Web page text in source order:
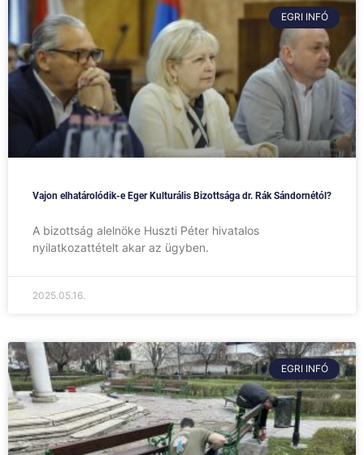
EGRI INFÓ
Vajon elhatárolódik-e Eger Kulturális Bizottsága dr. Rák Sándornétól?
A bizottság alelnöke Huszti Péter hivatalos
nyilatkozattételt akar az ügyben.
2025.05.16.
EGRI INFÓ